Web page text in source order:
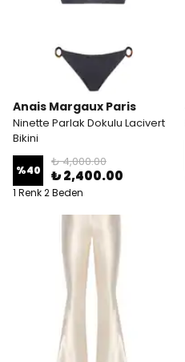
Anais Margaux Paris
Ninette Parlak Dokulu Lacivert
Bikini
%40
₺ 4,000.00
₺ 2,400.00
1 Renk 2 Beden